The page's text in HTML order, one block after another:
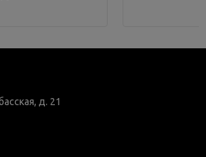
д. 21